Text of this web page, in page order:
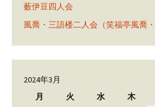
薮伊豆四人会
風喬・三語楼二人会（笑福亭風喬・
2024年3月
月
火 水 木